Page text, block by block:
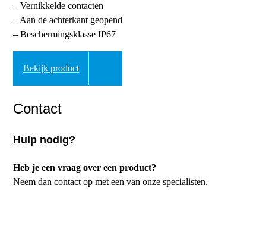
– Vernikkelde contacten
– Aan de achterkant geopend
– Beschermingsklasse IP67
Bekijk product
Contact
Hulp nodig?
Heb je een vraag over een product?
Neem dan contact op met een van onze specialisten.